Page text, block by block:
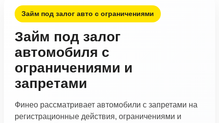
Займ под залог авто с ограничениями
Займ под залог
автомобиля с
ограничениями и
запретами
Финео рассматривает автомобили с запретами на
регистрационные действия, ограничениями и